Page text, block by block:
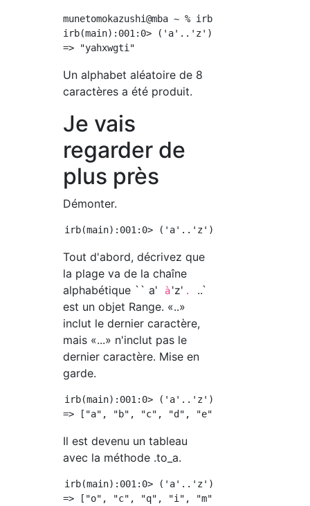
munetomokazushi@mba ~ % irb
irb(main):001:0>
Un alphabet aléatoire de 8
caractères a été produit.
Je vais
regarder de
plus près
Démonter.
Tout d'abord, décrivez que
la plage va de la chaîne
alphabétique `` a'
à'z' .
..`
est un objet Range. «..»
inclut le dernier caractère,
mais «...» n'inclut pas le
dernier caractère. Mise en
garde.
irb(main):001:0> ('a'..'z').to_a
Il est devenu un tableau
avec la méthode .to_a.
irb(main):001:0> ('a'..'z').to_a.shuffle